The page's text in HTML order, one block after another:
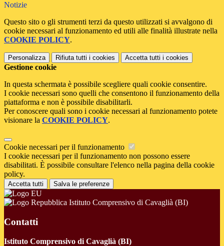
Notizie
Questo sito o gli strumenti terzi da questo utilizzati si avvalgono di
cookie necessari al funzionamento ed utili alle finalità illustrate nella
COOKIE POLICY.
Personalizza Rifiuta tutti i cookies Accetta tutti i cookies
Gestione cookie
In questa schermata è possibile scegliere quali cookie consentire.
I cookie necessari sono quelli che consentono il funzionamento della
piattaforma e non è possibile disabilitarli.
Per conoscere quali sono i cookie necessari al funzionamento potete
visionare la COOKIE POLICY.
Cookie necessari per il funzionamento
I cookie necessari per il funzionamento non possono essere
disabilitati. È possibile consultare l'elenco nella pagina della cookie
policy.
Accetta tutti Salva le preferenze
Istituto Comprensivo di Cavaglià (BI)
Contatti
Istituto Comprensivo di Cavaglià (BI)